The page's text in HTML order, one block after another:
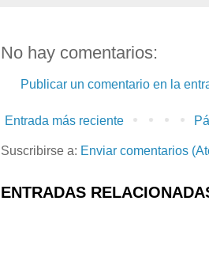
No hay comentarios:
Publicar un comentario en la
Entrada más reciente
Suscribirse a: Enviar comentarios
ENTRADAS